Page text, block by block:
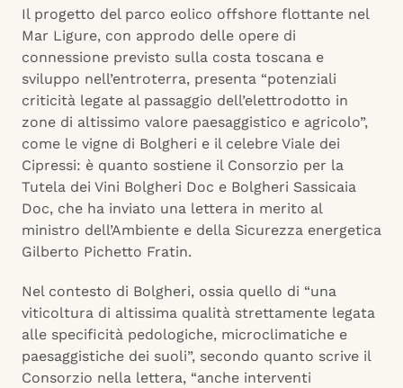
Il progetto del parco eolico offshore flottante nel
Mar Ligure, con approdo delle opere di
connessione previsto sulla costa toscana e
sviluppo nell’entroterra, presenta “potenziali
criticità legate al passaggio dell’elettrodotto in
zone di altissimo valore paesaggistico e agricolo”,
come le vigne di Bolgheri e il celebre Viale dei
Cipressi: è quanto sostiene il Consorzio per la
Tutela dei Vini Bolgheri Doc e Bolgheri Sassicaia
Doc, che ha inviato una lettera in merito al
ministro dell’Ambiente e della Sicurezza energetica
Gilberto Pichetto Fratin.
Nel contesto di Bolgheri, ossia quello di “una
viticoltura di altissima qualità strettamente legata
alle specificità pedologiche, microclimatiche e
paesaggistiche dei suoli”, secondo quanto scrive il
Consorzio nella lettera, “anche interventi